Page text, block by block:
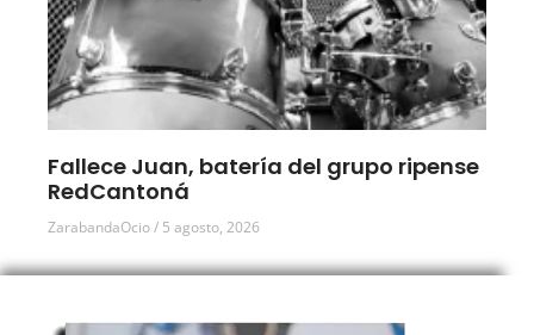
Fallece Juan, batería del grupo ripense
RedCantoná
ZarabandaOcio 5 agosto, 2026